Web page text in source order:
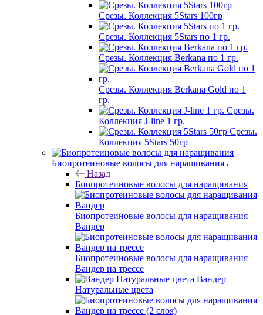
Срезы. Коллекция 5Stars 100гр
Срезы. Коллекция 5Stars по 1 гр.
Срезы. Коллекция Berkana по 1 гр.
Срезы. Коллекция Berkana Gold по 1
гр.
Срезы.
Коллекция J-line 1 гр.
Срезы.
Коллекция 5Stars 50гр
Биопротеиновые волосы для наращивания
Назад
Биопротеиновые волосы для наращивания
Биопротеиновые волосы для наращивания
Вандер
Биопротеиновые волосы для наращивания
Вандер на трессе
Вандер
Натуральные цвета